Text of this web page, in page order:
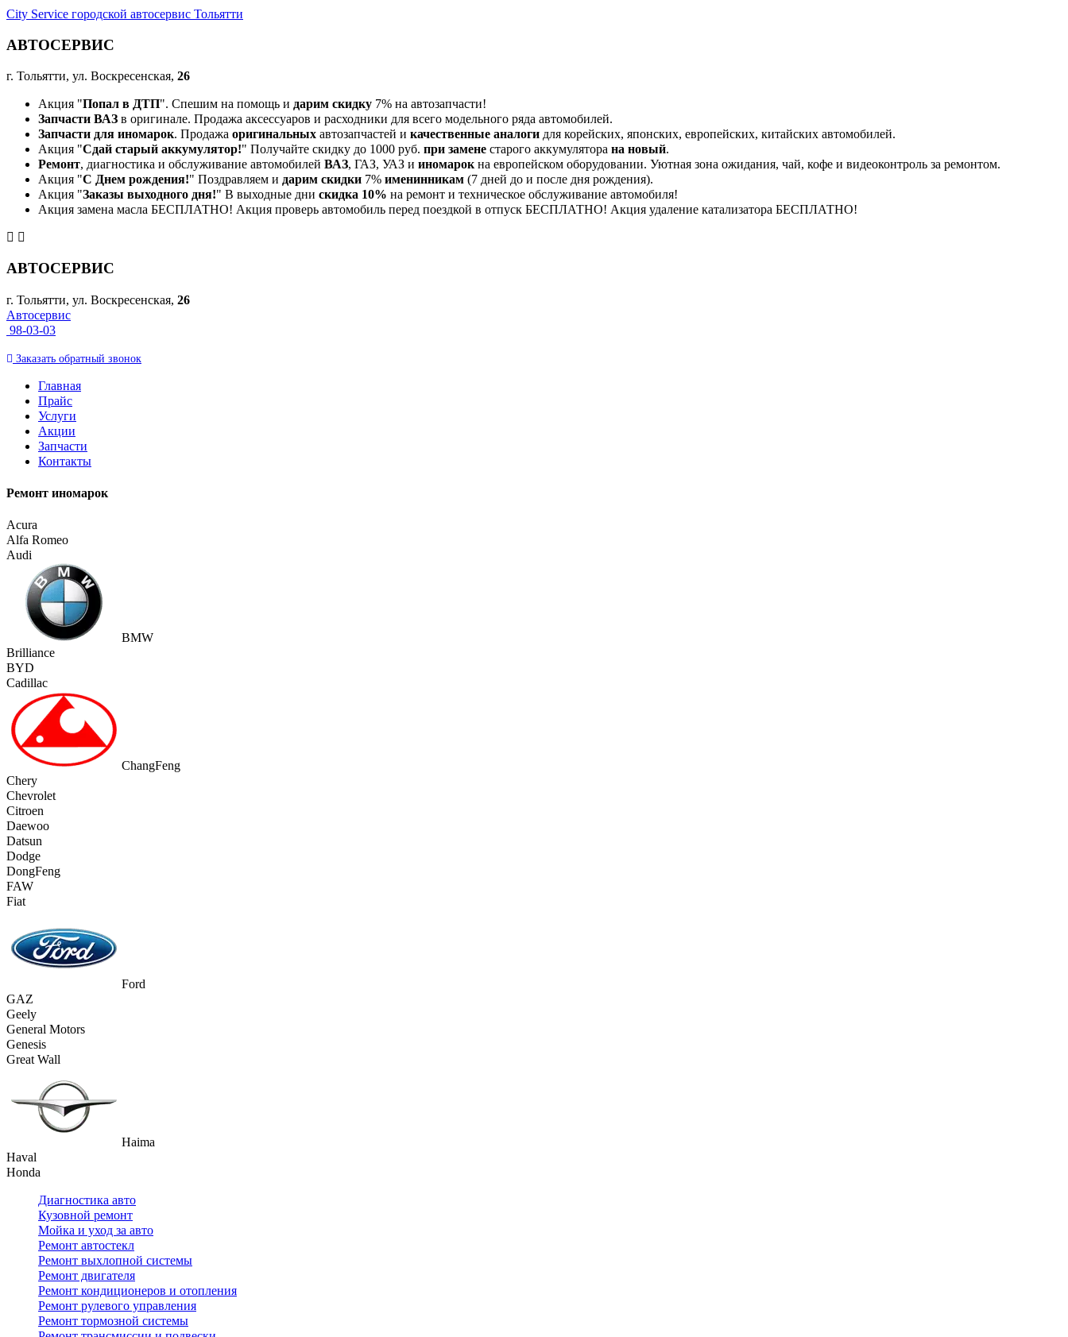
City Service городской автосервис Тольятти
АВТОСЕРВИС
г. Тольятти, ул. Воскресенская, 26
Акция "Попал в ДТП". Спешим на помощь и дарим скидку 7% на автозапчасти!
Запчасти ВАЗ в оригинале. Продажа аксессуаров и расходники для всего модельного ряда автомобилей.
Запчасти для иномарок. Продажа оригинальных автозапчастей и качественные аналоги для корейских, японских, европейских, китайских автомобилей.
Акция "Сдай старый аккумулятор!" Получайте скидку до 1000 руб. при замене старого аккумулятора на новый.
Ремонт, диагностика и обслуживание автомобилей ВАЗ, ГАЗ, УАЗ и иномарокна европейском оборудовании. Уютная зона ожидания, чай, кофе и видеоконтроль за ремонтом.
Акция "С Днем рождения!" Поздравляем и дарим скидки 7% именинникам (7 дней до и после дня рождения).
Акция "Заказы выходного дня!" В выходные дни скидка 10% на ремонт и техническое обслуживание автомобиля!
Акция замена масла БЕСПЛАТНО! Акция проверь автомобиль перед поездкой в отпуск БЕСПЛАТНО! Акция удаление катализатора БЕСПЛАТНО!
АВТОСЕРВИС
г. Тольятти, ул. Воскресенская, 26
Автосервис
98-03-03
Заказать обратный звонок
Главная
Прайс
Услуги
Акции
Запчасти
Контакты
Ремонт иномарок
Acura
Alfa Romeo
Audi
BMW
Brilliance
BYD
Cadillac
ChangFeng
Chery
Chevrolet
Citroen
Daewoo
Datsun
Dodge
DongFeng
FAW
Fiat
Ford
GAZ
Geely
General Motors
Genesis
Great Wall
Haima
Haval
Honda
Диагностика авто
Кузовной ремонт
Мойка и уход за авто
Ремонт автостекл
Ремонт выхлопной системы
Ремонт двигателя
Ремонт кондиционеров и отопления
Ремонт рулевого управления
Ремонт тормозной системы